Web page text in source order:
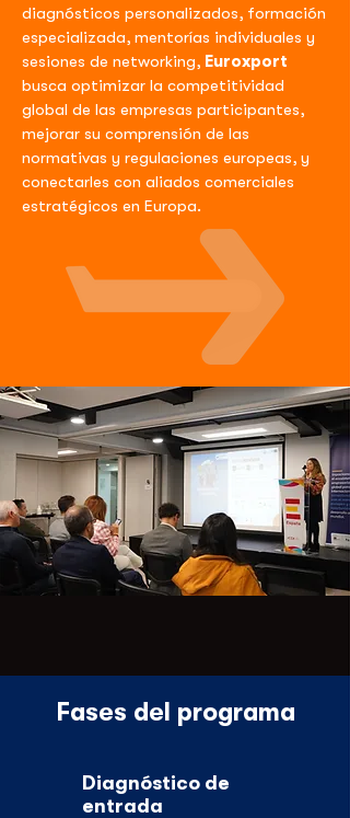
diagnósticos personalizados, formación
especializada, mentorías individuales y
sesiones de networking, Euroxport
busca optimizar la competitividad
global de las empresas participantes,
mejorar su comprensión de las
normativas y regulaciones europeas, y
conectarles con aliados comerciales
estratégicos en Europa.
Fases del programa
Diagnóstico de
entrada